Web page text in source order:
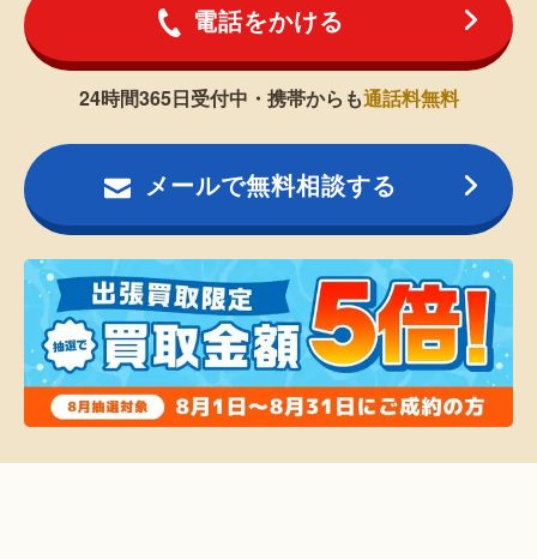
電話をかける
24時間365日受付中・携帯からも通話料無料
メールで無料相談する